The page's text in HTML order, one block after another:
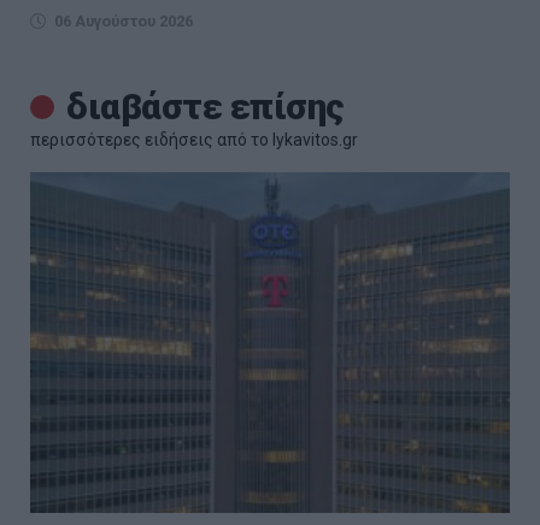
06 Αυγούστου 2026
διαβάστε επίσης
περισσότερες ειδήσεις από το lykavitos.gr